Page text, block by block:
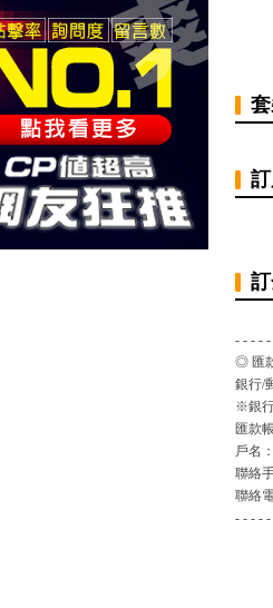
- - - -
◎ 匯
銀行/
※銀
匯款
戶名
聯絡
聯絡
- - - -